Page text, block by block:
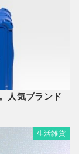
人気ブランド
生活雑貨